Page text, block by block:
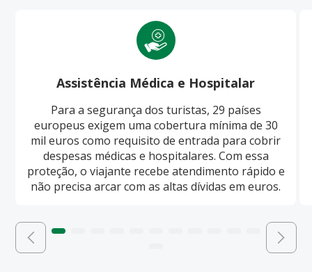
Assistência Médica e Hospitalar
Para a segurança dos turistas, 29 países
europeus exigem uma cobertura mínima de 30
mil euros como requisito de entrada para cobrir
despesas médicas e hospitalares. Com essa
proteção, o viajante recebe atendimento rápido e
não precisa arcar com as altas dívidas em euros.